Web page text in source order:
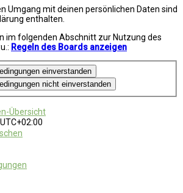
Umgang mit deinen persönlichen Daten sind
enthalten.
im folgenden Abschnitt zur Nutzung des
Regeln des Boards anzeigen
Übersicht
UTC+02:00